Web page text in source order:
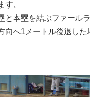
す。
と本塁を結ぶファール
向へ1メートル後退した